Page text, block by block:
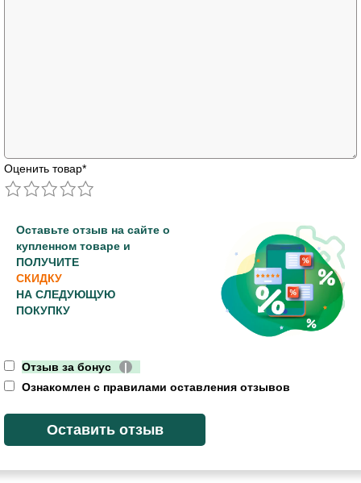
Оценить товар*
Оставьте отзыв на сайте о
купленном товаре и
ПОЛУЧИТЕ
СКИДКУ
НА СЛЕДУЮЩУЮ
ПОКУПКУ
Отзыв за бонус
|
Ознакомлен с правилами оставления отзывов